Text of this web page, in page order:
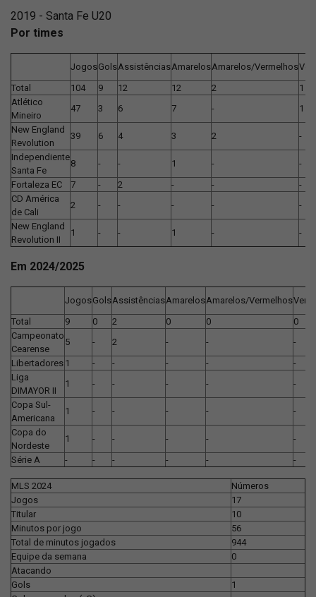
2019 - Santa Fe U20
Por times
JogosGolsAssistênciasAmarelosAmarelos/Vermelhos
Total
104 9 12 12 2
1
Atlético
Mineiro
47 3 6 7 -
1
New England
Revolution
39 6 4 3 2
-
Independiente
Santa Fe
8 - - 1 -
-
Fortaleza EC
7 - 2 - -
-
CD América
de Cali
2 - - - -
-
New England
Revolution II
1 - - 1 - -
Em 2024/2025
JogosGolsAssistênciasAmarelosAmarelos/Vermelhos
Total
9 0 2 0 0
0
Campeonato
Cearense
5 - 2 - -
-
Libertadores 1 - - - -
-
Liga
DIMAYOR II
1 - - - -
-
Copa Sul-
Americana
1 - - - -
-
Copa do
Nordeste
1 - - - -
-
Série A
- - - - - -
MLS 2024
Números
Jogos
17
Titular
10
Minutos por jogo
56
Total de minutos jogados
944
Equipe da semana
0
Atacando
Gols
1